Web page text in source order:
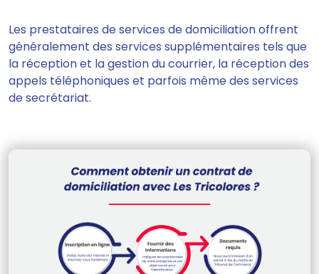
Les prestataires de services de domiciliation offrent
généralement des services supplémentaires tels que
la réception et la gestion du courrier, la réception des
appels téléphoniques et parfois même des services
de secrétariat.